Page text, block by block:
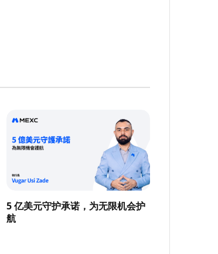
5 亿美元守护承诺，为无限机会护
航